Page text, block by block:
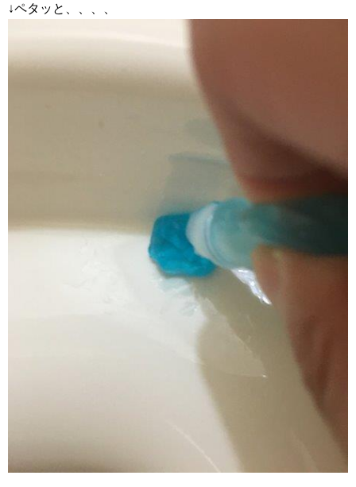
↓ペタッと、、、、